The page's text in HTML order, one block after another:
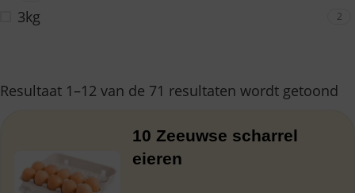
3kg 2
Resultaat 1–12 van de 71 resultaten wordt getoond
10 Zeeuwse scharrel
eieren